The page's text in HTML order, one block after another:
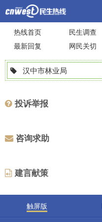
热线首页 民生调查
最新回复
网民关切
汉中市林业局
投诉举报
咨询求助
建言献策
触屏版